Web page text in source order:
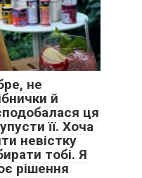
0
не
й
ця
її. Хоча
невістку
тобі. Я
рішення